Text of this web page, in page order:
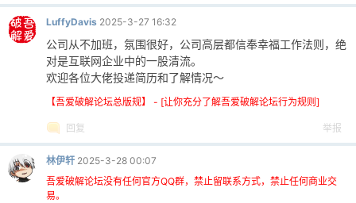
LuffyDavis 2025-3-27 16:32
公司从不加班，氛围很好，公司高层都信奉幸福工作法则，绝
对是互联网企业中的一股清流。
欢迎各位大佬投递简历和了解情况～
【吾爱破解论坛总版规】 - [让你充分了解吾爱破解论坛行为规则]
回复 举报
林伊轩 2025-3-28 00:07
吾爱破解论坛没有任何官方QQ群，禁止留联系方式，禁止任何商业交
易。